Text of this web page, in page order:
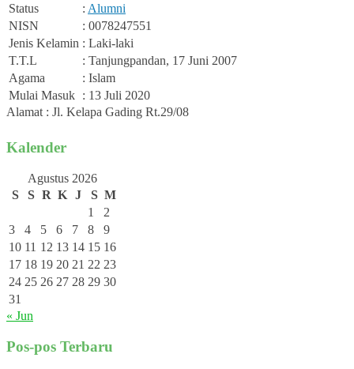
Status : Alumni
NISN
: 0078247551
Jenis Kelamin : Laki-laki
T.T.L
: Tanjungpandan, 17 Juni 2007
Agama
: Islam
Mulai Masuk : 13 Juli 2020
Alamat : Jl. Kelapa Gading Rt.29/08
Kalender
Agustus 2026
S
S R K J S M
1
2
3
4 5 6 7 8
9
10 11 12 13 14 15 16
17 18 19 20 21 22 23
24 25 26 27 28 29 30
31
« Jun
Pos-pos Terbaru